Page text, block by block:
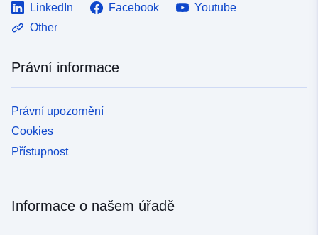
LinkedIn Facebook
Youtube
Other
Právní informace
Právní upozornění
Cookies
Přístupnost
Informace o našem úřadě